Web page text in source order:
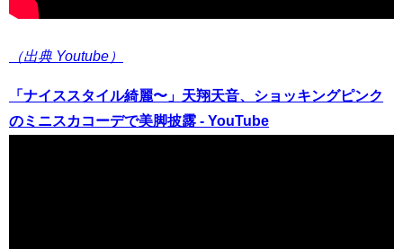
（出典 Youtube）
「ナイススタイル綺麗〜」天翔天音、ショッキングピンク
のミニスカコーデで美脚披露 - YouTube